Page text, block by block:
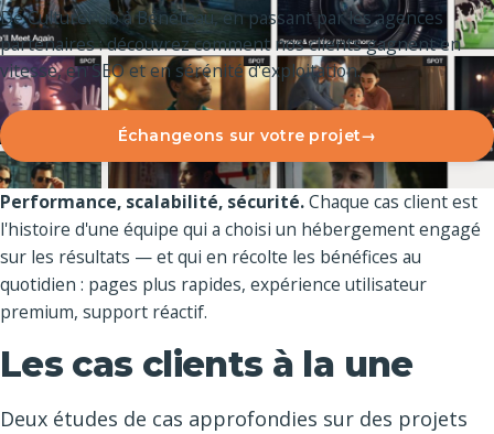
De CulturePub à Bénéteau, en passant par les agences
partenaires : découvrez comment nos clients gagnent en
vitesse, en SEO et en sérénité d'exploitation.
Échangeons sur votre projet
Performance, scalabilité, sécurité.Chaque cas client est
l'histoire d'une équipe qui a choisi un hébergement engagé
sur les résultats — et qui en récolte les bénéfices au
quotidien : pages plus rapides, expérience utilisateur
premium, support réactif.
Les cas clients à la une
Deux études de cas approfondies sur des projets